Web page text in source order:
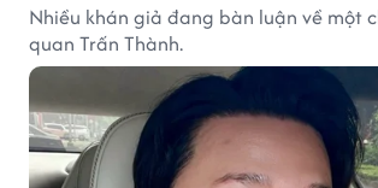
Nhiều khán giả đang bàn luận về một
quan Trấn Thành.